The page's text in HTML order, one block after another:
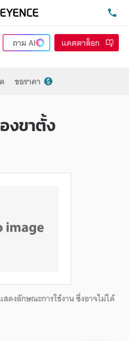
ถามAI แคตตาล็อก
ขอราคา
งขาตั้ง
ดงลักษณะการใช้งาน ซึ่งอาจไม่ได้